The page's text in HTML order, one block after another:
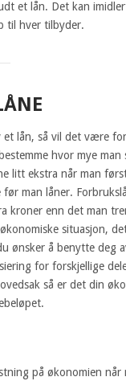
et lån. Det kan
til hver tilbyder.
lån, så vil det være
hvor mye man
litt ekstra når man
man låner.
kroner enn det man
situasjon,
ønsker å benytte deg
for forskjellige
så er det din
på økonomien når